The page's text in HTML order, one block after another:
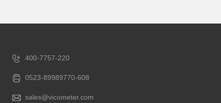
400-7757-220
0523-89989770-608
sales@vicometer.com